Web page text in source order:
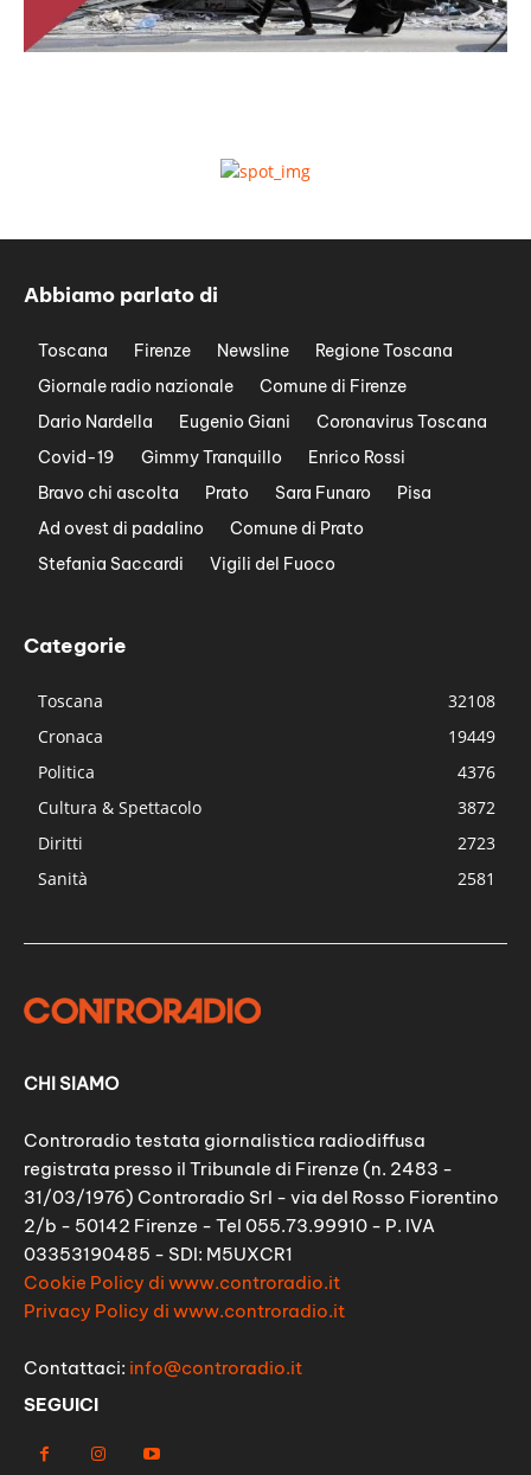
Abbiamo parlato di
Toscana Firenze Newsline
Regione Toscana
Giornale radio nazionale
Comune di Firenze
Dario Nardella
Eugenio Giani
Coronavirus Toscana
Covid-19
Gimmy Tranquillo
Enrico Rossi
Bravo chi ascolta
Prato Sara Funaro
Pisa
Ad ovest di padalino
Comune di Prato
Stefania Saccardi
Vigili del Fuoco
Categorie
Toscana
32108
Cronaca
19449
Politica
4376
Cultura & Spettacolo
3872
Diritti
2723
Sanità
2581
CHI SIAMO
Controradio testata giornalistica radiodiffusa
registrata presso il Tribunale di Firenze (n. 2483 -
31/03/1976) Controradio Srl - via del Rosso Fiorentino
2/b - 50142 Firenze - Tel 055.73.99910 - P. IVA
03353190485 - SDI: M5UXCR1
Cookie Policy di www.controradio.it
Privacy Policy di www.controradio.it
Contattaci: info@controradio.it
SEGUICI